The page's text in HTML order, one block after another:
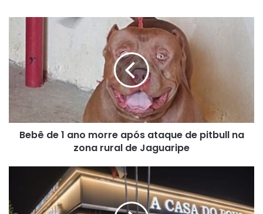
ano
morre
após
pitbull
Bebê de 1 ano morre após ataque de pitbull na
zona rural de Jaguaripe
de